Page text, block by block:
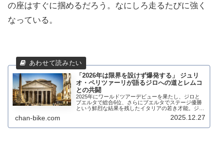
の座はすぐに掴めるだろう。なにしろ走るたびに強く
なっている。
「2026年は限界を設けず爆発する」 ジュリ
オ・ペリツァーリが語るジロへの道とレムコ
との共闘
2025年にワールドツアーデビューを果たし、ジロと
ブエルタで総合6位、さらにブエルタでステージ優勝
という鮮烈な結果を残したイタリアの若き才能。ジュ
リオ・ペリツァーリは、レムコ・エヴェネプールが移
籍してくるために自分のために走ることができるん...
chan-bike.com 2025.12.27